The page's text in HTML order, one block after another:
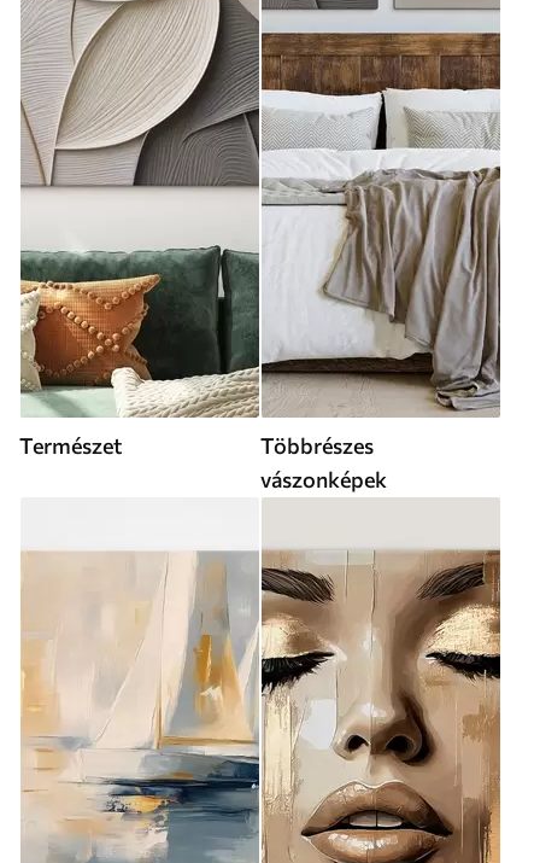
Természet
Többrészes
vászonképek